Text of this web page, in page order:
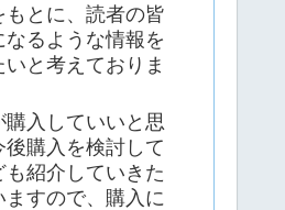
とに、読者の皆
なるような情報を
と考えておりま
購入していいと思
後購入を検討して
も紹介していきた
ますので、購入に